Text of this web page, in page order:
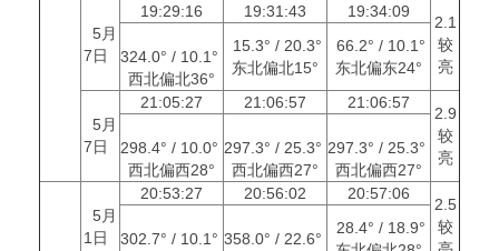
5月
7日
19:29:16 19:31:43 19:34:09
2.1
较
亮
324.0° / 10.1°
西北偏北36°
15.3° / 20.3°
东北偏北15°
66.2° / 10.1°
东北偏东24°
5月
7日
21:05:27 21:06:57 21:06:57
2.9
较
亮
298.4° / 10.0°
西北偏西28°
297.3° / 25.3°
西北偏西27°
297.3° / 25.3°
西北偏西27°
5月
1日
20:53:27 20:56:02 20:57:06
2.5
较
302.7° / 10.1° 358.0° / 22.6°
28.4° / 18.9°